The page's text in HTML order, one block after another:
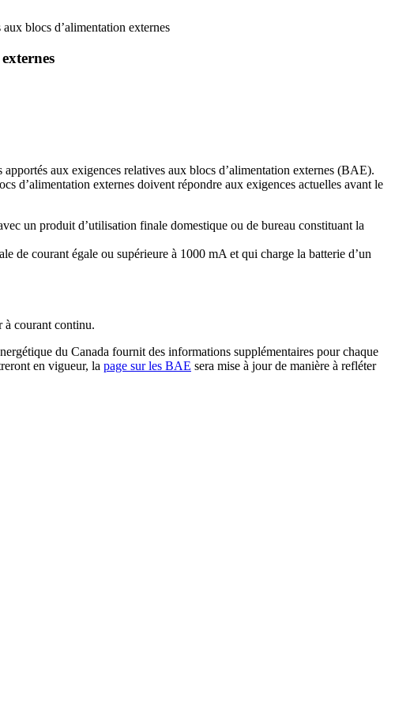
blocs d’alimentation externes
aux exigences relatives aux blocs d’alimentation externes (BAE).
d’alimentation externes doivent répondre aux exigences actuelles avant le
un produit d’utilisation finale domestique ou de bureau constituant la
de courant égale ou supérieure à 1000 mA et qui charge la batterie d’un
à courant continu.
du Canada fournit des informations supplémentaires pour chaque
en vigueur, la page sur les BAE sera mise à jour de manière à refléter